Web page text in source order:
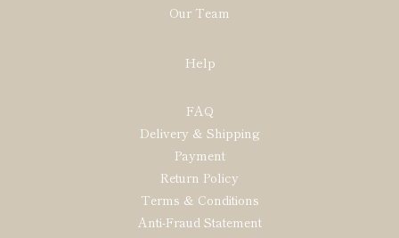
Our Team
Help
FAQ
Delivery & Shipping
Payment
Return Policy
Terms & Conditions
Anti-Fraud Statement